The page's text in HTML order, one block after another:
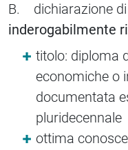
B. dichiarazione
inderogabilmente
titolo: diploma
economiche o
documentata
pluridecennale
ottima